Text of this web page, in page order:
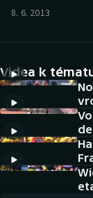
Cyklistika
DALŠÍ SPORTY
Americký
Baseball a
8. 6. 2013
Videa k